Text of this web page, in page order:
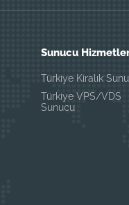
Sunucu
Türkiye Kiralık
Türkiye VPS/VDS
Sunucu